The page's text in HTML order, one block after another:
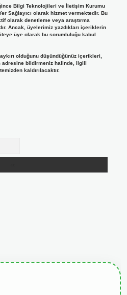
Bilgi Teknolojileri ve İletişim Kurumu
Sağlayıcı olarak hizmet vermektedir. Bu
olarak denetleme veya araştırma
Ancak, üyelerimiz yazdıkları içeriklerin
üye olarak bu sorumluluğu kabul
olduğunu düşündüğünüz içerikleri,
adresine bildirmeniz halinde, ilgili
kaldırılacaktır.